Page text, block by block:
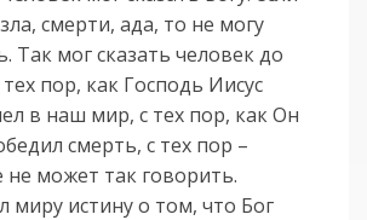
смерти, ада, то не могу
Так мог сказать человек до
пор, как Господь Иисус
в наш мир, с тех пор, как Он
смерть, с тех пор –
не может так говорить.
миру истину о том, что Бог